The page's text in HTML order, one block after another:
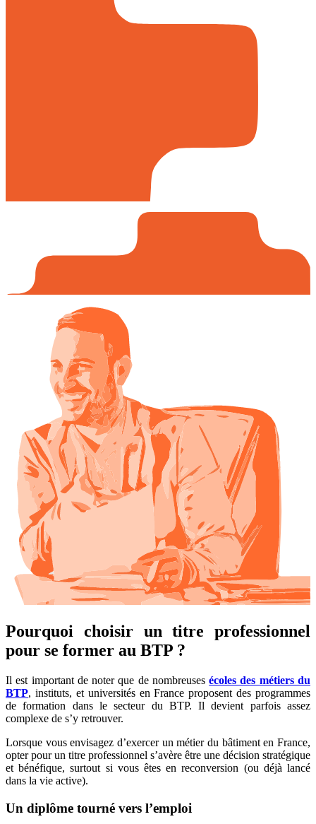
Pourquoi choisir un titre professionnel
pour se former au BTP ?
Il est important de noter que de nombreusesécoles des métiers du
BTP, instituts, et universités en France proposent des programmes
de formation dans le secteur du BTP. Il devient parfois assez
complexe de s’y retrouver.
Lorsque vous envisagez d’exercer un métier du bâtiment en France,
opter pour un titre professionnel s’avère être une décision stratégique
et bénéfique, surtout si vous êtes en reconversion (ou déjà lancé
dans la vie active).
Un diplôme tourné vers l’emploi